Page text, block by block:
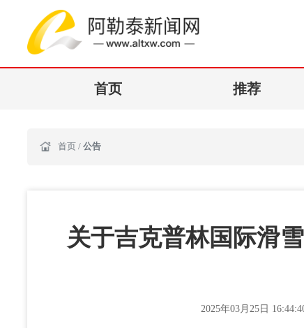
首页 推荐
首页 / 公告
关于吉克普林国际滑
2025年03月25日